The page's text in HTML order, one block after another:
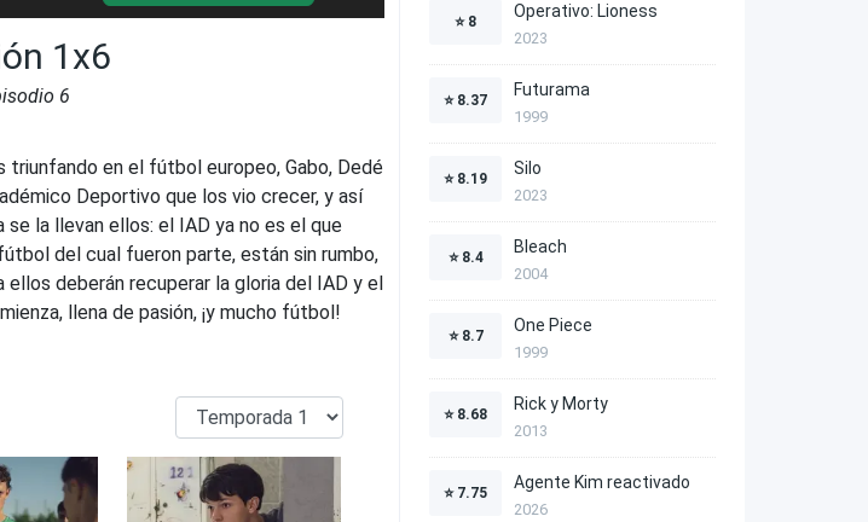
1x6
6
triunfando en el fútbol europeo, Gabo, Dedé
Deportivo que los vio crecer, y así
la llevan ellos: el IAD ya no es el que
del cual fueron parte, están sin rumbo,
deberán recuperar la gloria del IAD y el
llena de pasión, ¡y mucho fútbol!
⭐ 8
Operativo: Lioness
2023
⭐ 8.37
Futurama
1999
⭐ 8.19
Silo
2023
⭐ 8.4
Bleach
2004
⭐ 8.7
One Piece
1999
⭐ 8.68
Rick y Morty
2013
⭐ 7.75
Agente Kim reactivado
2026